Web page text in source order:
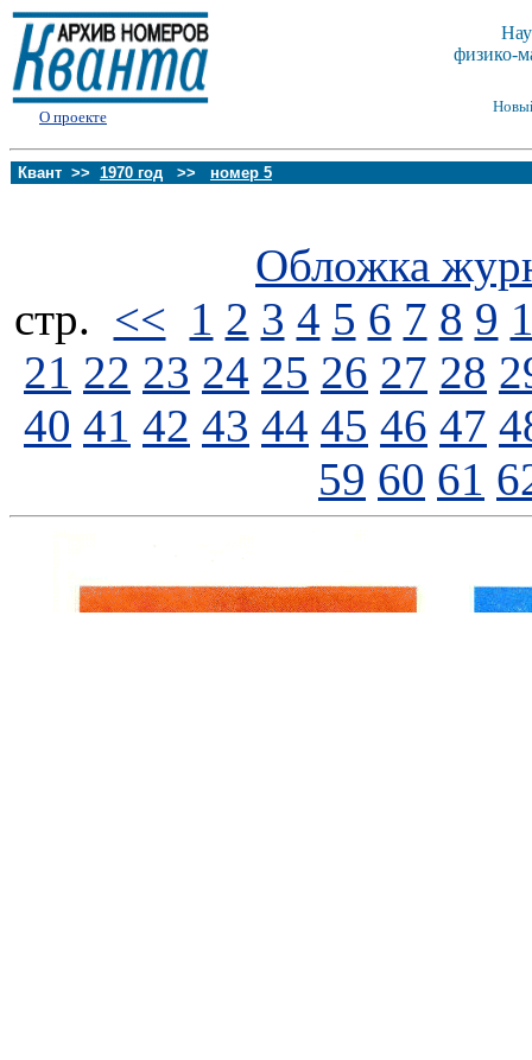
О проекте
физико-
Квант >> 1970 год >> номер 5
Обложка
стp. << 1 2 3 4 5 6 7 8 9
21 22 23 24 25 26 27 28
40 41 42 43 44 45 46 47
59 60 61